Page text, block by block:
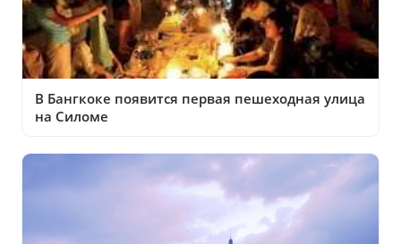
В Бангкоке появится первая пешеходная улица
на Силоме